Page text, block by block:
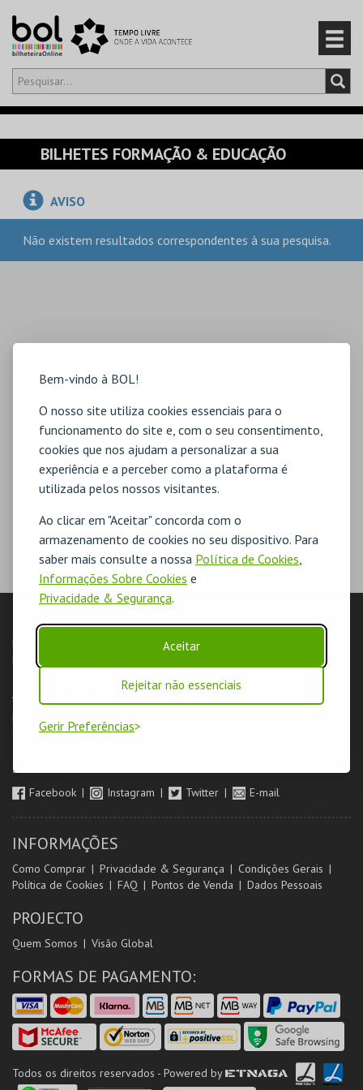
Bem-vindo à BOL!
O nosso site utiliza cookies essenciais para o
funcionamento do site e, com o seu consentimento,
cookies que nos ajudam a personalizar a sua
experiência e a perceber como a plataforma é
utilizada pelos nossos visitantes.
Ao clicar em "Aceitar" concorda com o
armazenamento de cookies no seu dispositivo. Para
saber mais consulte a nossa Política de Cookies
Informações Sobre Cookies e
Privacidade & Segurança.
Aceitar
Rejeitar não essenciais
Gerir Preferências
Olá,iniciar sessão
CARRINHO 0
EVENTOS
CARTÕES
BILHETES FORMAÇÃO & EDUCAÇÃO
AVISO
Não existem resultados correspondentes à sua pesquisa.
Pesquisar Carrinho de compras Eventos
Livro de Reclamações
AUTENTICAÇÃO
Login & Registo de Clientes
Orientadores de Salas
SIGA-NOS
Facebook Instagram Twitter E-mail
INFORMAÇÕES
Como Comprar Privacidade & Segurança
Condições Gerais
Política de Cookies
FAQ Pontos de Venda Dados Pessoais
PROJECTO
Quem Somos Visão Global
FORMAS DE PAGAMENTO:
Todos os direitos reservados - Powered by ETNAGA